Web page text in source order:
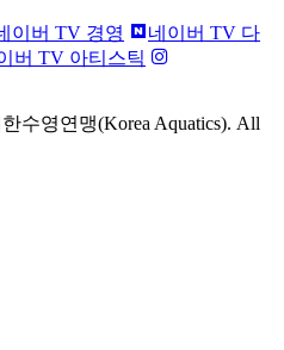
이버 TV 경영
네이버 TV 다
버 TV 아티스틱
수영연맹(Korea Aquatics). All